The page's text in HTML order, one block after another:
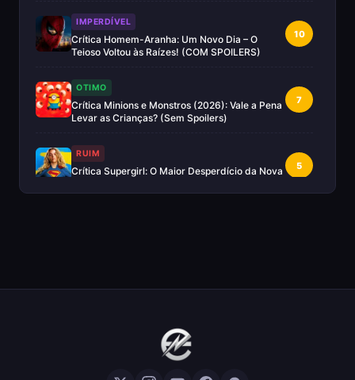
IMPERDÍVEL
Crítica Homem-Aranha: Um Novo Dia – O
Teioso Voltou às Raízes! (COM SPOILERS)
10
OTIMO
Crítica Minions e Monstros (2026): Vale a Pena
Levar as Crianças? (Sem Spoilers)
7
RUIM
Crítica Supergirl: O Maior Desperdício da Nova
5